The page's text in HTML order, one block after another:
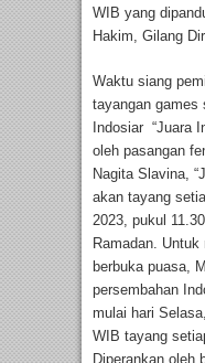
WIB yang
Hakim, Gilang
Waktu siang
tayangan games
Indosiar “Juara
oleh pasangan
Nagita Slavina,
akan tayang
2023, pukul
Ramadan.
berbuka puasa,
persembahan
mulai hari
WIB tayang
Diperankan oleh